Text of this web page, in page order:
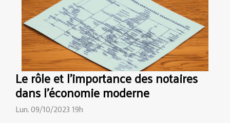
Le rôle et l'importance des notaires
dans l'économie moderne
Lun. 09/10/2023 19h